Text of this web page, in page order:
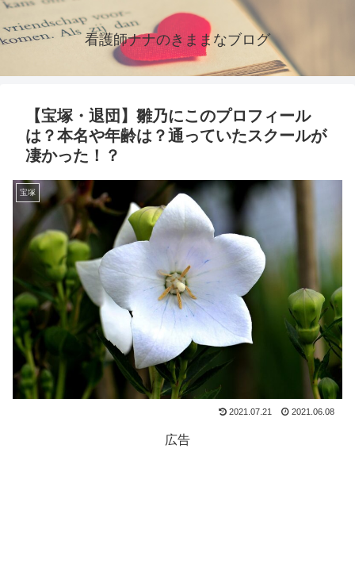
看護師ナナのきままなブログ
【宝塚・退団】雛乃にこのプロフィール
は？本名や年齢は？通っていたスクールが
凄かった！？
宝塚
2021.07.21 2021.06.08
広告